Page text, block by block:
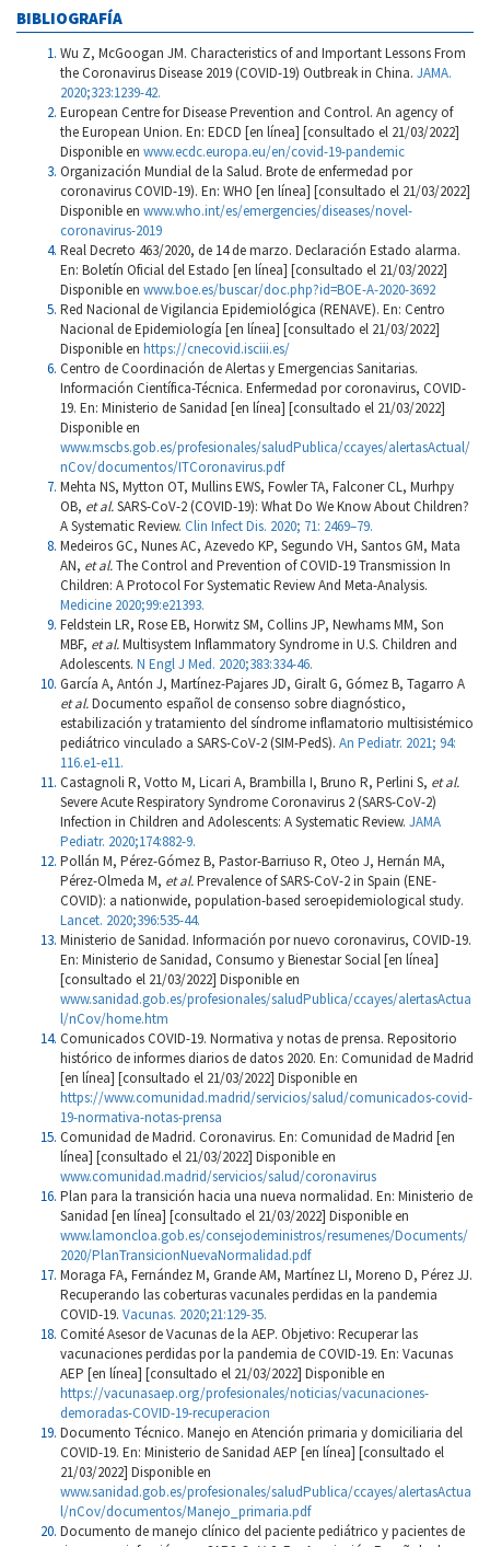
BIBLIOGRAFÍA
Wu Z, McGoogan JM. Characteristics of and Important Lessons From
the Coronavirus Disease 2019 (COVID-19) Outbreak in China. JAMA.
2020;323:1239-42.
European Centre for Disease Prevention and Control. An agency of
the European Union. En: EDCD [en línea] [consultado el 21/03/2022]
Disponible en www.ecdc.europa.eu/en/covid-19-pandemic
Organización Mundial de la Salud. Brote de enfermedad por
coronavirus COVID-19). En: WHO [en línea] [consultado el 21/03/2022]
Disponible en www.who.int/es/emergencies/diseases/novel-
coronavirus-2019
Real Decreto 463/2020, de 14 de marzo. Declaración Estado alarma.
En: Boletín Oficial del Estado [en línea] [consultado el 21/03/2022]
Disponible en www.boe.es/buscar/doc.php?id=BOE-A-2020-3692
Red Nacional de Vigilancia Epidemiológica (RENAVE). En: Centro
Nacional de Epidemiología [en línea] [consultado el 21/03/2022]
Disponible en https://cnecovid.isciii.es/
Centro de Coordinación de Alertas y Emergencias Sanitarias.
Información Científica-Técnica. Enfermedad por coronavirus, COVID-
19. En: Ministerio de Sanidad [en línea] [consultado el 21/03/2022]
Disponible en
www.mscbs.gob.es/profesionales/saludPublica/ccayes/alertasActual/
nCov/documentos/ITCoronavirus.pdf
Mehta NS, Mytton OT, Mullins EWS, Fowler TA, Falconer CL, Murhpy
OB, et al.SARS-CoV-2 (COVID-19): What Do We Know About Children?
A Systematic Review. Clin Infect Dis. 2020; 71: 2469–79.
Medeiros GC, Nunes AC, Azevedo KP, Segundo VH, Santos GM, Mata
AN, et al.The Control and Prevention of COVID-19 Transmission In
Children: A Protocol For Systematic Review And Meta-Analysis.
Medicine 2020;99:e21393.
Feldstein LR, Rose EB, Horwitz SM, Collins JP, Newhams MM, Son
MBF, et al.Multisystem Inflammatory Syndrome in U.S. Children and
Adolescents. N Engl J Med. 2020;383:334-46.
García A, Antón J, Martínez-Pajares JD, Giralt G, Gómez B, Tagarro A
et al.Documento español de consenso sobre diagnóstico,
estabilización y tratamiento del síndrome inflamatorio multisistémico
pediátrico vinculado a SARS-CoV-2 (SIM-PedS). An Pediatr. 2021; 94:
116.e1-e11.
Castagnoli R, Votto M, Licari A, Brambilla I, Bruno R, Perlini S, et al.
Severe Acute Respiratory Syndrome Coronavirus 2 (SARS-CoV-2)
Infection in Children and Adolescents: A Systematic Review. JAMA
Pediatr. 2020;174:882-9.
Pollán M, Pérez-Gómez B, Pastor-Barriuso R, Oteo J, Hernán MA,
Pérez-Olmeda M, et al.Prevalence of SARS-CoV-2 in Spain (ENE-
COVID): a nationwide, population-based seroepidemiological study.
Lancet. 2020;396:535-44.
Ministerio de Sanidad. Información por nuevo coronavirus, COVID-19.
En: Ministerio de Sanidad, Consumo y Bienestar Social [en línea]
[consultado el 21/03/2022] Disponible en
www.sanidad.gob.es/profesionales/saludPublica/ccayes/alertasActua
l/nCov/home.htm
Comunicados COVID-19. Normativa y notas de prensa. Repositorio
histórico de informes diarios de datos 2020. En: Comunidad de Madrid
[en línea] [consultado el 21/03/2022] Disponible en
https://www.comunidad.madrid/servicios/salud/comunicados-covid-
19-normativa-notas-prensa
Comunidad de Madrid. Coronavirus. En: Comunidad de Madrid [en
línea] [consultado el 21/03/2022] Disponible en
www.comunidad.madrid/servicios/salud/coronavirus
Plan para la transición hacia una nueva normalidad. En: Ministerio de
Sanidad [en línea] [consultado el 21/03/2022] Disponible en
www.lamoncloa.gob.es/consejodeministros/resumenes/Documents/
2020/PlanTransicionNuevaNormalidad.pdf
Moraga FA, Fernández M, Grande AM, Martínez LI, Moreno D, Pérez JJ.
Recuperando las coberturas vacunales perdidas en la pandemia
COVID-19. Vacunas. 2020;21:129-35.
Comité Asesor de Vacunas de la AEP. Objetivo: Recuperar las
vacunaciones perdidas por la pandemia de COVID-19. En: Vacunas
AEP [en línea] [consultado el 21/03/2022] Disponible en
https://vacunasaep.org/profesionales/noticias/vacunaciones-
demoradas-COVID-19-recuperacion
Documento Técnico. Manejo en Atención primaria y domiciliaria del
COVID-19. En: Ministerio de Sanidad AEP [en línea] [consultado el
21/03/2022] Disponible en
www.sanidad.gob.es/profesionales/saludPublica/ccayes/alertasActua
l/nCov/documentos/Manejo_primaria.pdf
Documento de manejo clínico del paciente pediátrico y pacientes de